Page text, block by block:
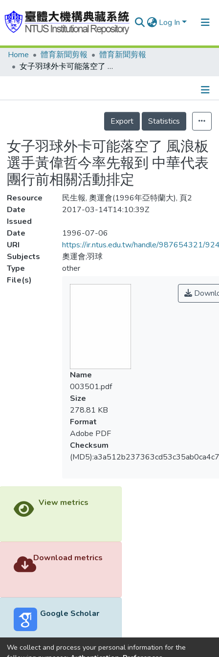
Log In
Communities & Collections
Statistics
Home 體育新聞剪報
體育新聞剪報
女子羽球外卡可能落空了 風浪板選手黃偉哲今率先報到 中華代表團行前相關活動排定
Details
Export
Statistics
女子羽球外卡可能落空了 風浪板
選手黃偉哲今率先報到 中華代表
團行前相關活動排定
Resource
民生報, 奧運會(1996年亞特蘭大), 頁2
Date
Issued
2017-03-14T14:10:39Z
Date
1996-07-06
URI
https://ir.ntus.edu.tw/handle/987654321/
Subjects
奧運會;羽球
Type
other
File(s)
Name
003501.pdf
Size
278.81 KB
Format
Adobe PDF
Checksum
View metrics
Download metrics
Google Scholar
We collect and process your personal information for the